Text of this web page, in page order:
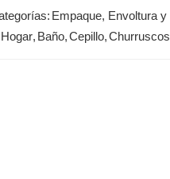
Empaque, Envoltura
, Baño,Cepillo,Churruscos